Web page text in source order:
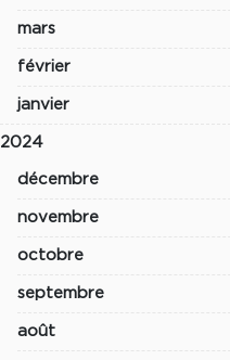
mars
février
janvier
2024
décembre
novembre
octobre
septembre
août